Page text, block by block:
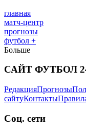
главная
матч-центр
прогнозы
футбол +
Больше
САЙТ ФУТБОЛ
РедакцияПрогнозы
сайтуКонтакты
Соц. сети